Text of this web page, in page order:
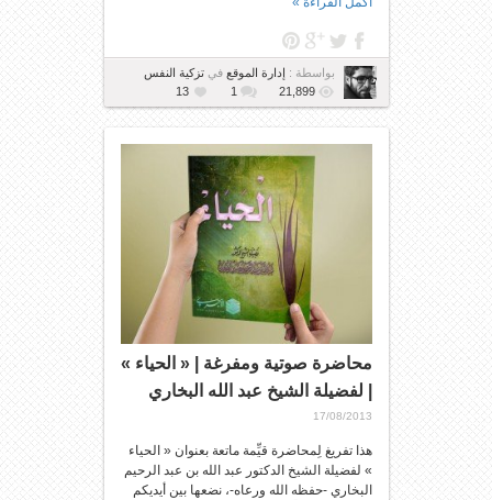
بواسطة : إدارة الموقعفيتزكية النفس
21,899
1
13
محاضرة صوتية ومفرغة | « الحياء »
| لفضيلة الشيخ عبد الله البخاري
17/08/2013
هذا تفريغ لِمحاضرة قيِّمة ماتعة بعنوان « الحياء
» لفضيلة الشيخ الدكتور عبد الله بن عبد الرحيم
البخاري -حفظه الله ورعاه-، نضعها بين أيديكم